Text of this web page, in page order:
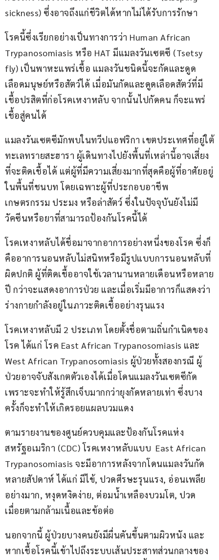
sickness) ซึ่งอาจถึงแก่ชีวิตได้หากไม่ได้รับการรักษา
โรคนี้ซึ่งเรียกอย่างเป็นทางการว่า Human African
Trypanosomiasis หรือ HAT มีแมลงวันเซตซี (Tsetsy
fly) เป็นพาหะแพร่เชื้อ แมลงวันชนิดนี้จะกัดและดูด
เลือดมนุษย์หรือสัตว์ได้ เมื่อมันกัดและดูดเลือดสัตว์ที่มี
เชื้อปรสิตที่ก่อโรคเหงาหลับ จากนั้นไปกัดคน ก็จะแพร่
เชื้อสู่คนได้
แมลงวันเซตซีมักพบในทวีปแอฟริกา เขตประเทศที่อยู่ใต้
ทะเลทรายสะฮารา ผู้เดินทางไปยังพื้นที่เหล่านี้อาจเสี่ยง
ที่จะติดเชื้อได้ แต่ผู้ที่มีความเสี่ยงมากที่สุดคือผู้ที่อาศัยอยู่
ในพื้นที่ชนบท โดยเฉพาะผู้ที่ประกอบอาชีพ
เกษตรกรรม ประมง หรือล่าสัตว์ ซึ่งในปัจจุบันยังไม่มี
วัคซีนหรือยาที่สามารถป้องกันโรคนี้ได้
โรคเหงาหลับได้ชื่อมาจากอาการอย่างหนึ่งของโรค ซึ่งก็
คืออาการนอนหลับไม่สนิทหรือมีรูปแบบการนอนหลับที่
ผิดปกติ ผู้ที่ติดเชื้ออาจใช้เวลานานหลายเดือนหรือหลาย
ปี กว่าจะแสดงอาการป่วย และเมื่อเริ่มมีอาการก็แสดงว่า
ร่างกายกำลังอยู่ในภาวะติดเชื้ออย่างรุนแรง
โรคเหงาหลับมี 2 ประเภท โดยตั้งชื่อตามถิ่นกำเนิดของ
โรค ได้แก่ โรค East African Trypanosomiasis และ
West African Trypanosomiasis ผู้ป่วยทั้งสองกรณี ผู้
ป่วยอาจจับสังเกตตัวเองได้เมื่อโดนแมลงวันเซตซีกัด
เพราะจะทำให้รู้สึกเจ็บมากกว่ายุงกัดหลายเท่า ซึ่งบาง
ครั้งก็จะทำให้เกิดรอยแผลบวมแดง
ตามรายงานของศูนย์ควบคุมและป้องกันโรคแห่ง
สหรัฐอเมริกา (CDC) โรคเหงาหลับแบบ  East African
Trypanosomiasis จะมีอาการหลังจากโดนแมลงวันกัด
หลายสัปดาห์ ได้แก่ มีไข้, ปวดศีรษะรุนแรง, อ่อนเพลีย
อย่างมาก, หงุดหงิดง่าย, ต่อมน้ำเหลืองบวมโต, ปวด
เมื่อยตามกล้ามเนื้อและข้อต่อ
นอกจากนี้ ผู้ป่วยบางคนยังมีผื่นคันขึ้นตามผิวหนัง และ
หากเชื้อโรคนี้เข้าไปถึงระบบเส้นประสาทส่วนกลางของ